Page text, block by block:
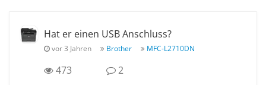
Hat er einen USB Anschluss?
vor 3 Jahren Brother MFC-L2710DN
473 2